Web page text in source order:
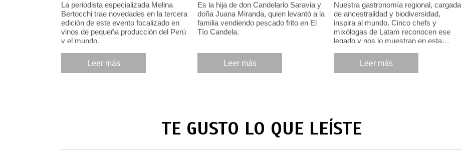
La periodista especializada Melina
Bertocchi trae novedades en la tercera
edición de este evento focalizado en
vinos de pequeña producción del Perú
y el mundo.
Leer más
Es la hija de don Candelario Saravia y
doña Juana Miranda, quien levantó a la
familia vendiendo pescado frito en El
Tío Candela.
Leer más
Nuestra gastronomía regional, cargada
de ancestralidad y biodiversidad,
inspira al mundo. Cinco chefs y
mixólogas de Latam reconocen ese
legado y nos lo muestran en esta
Leer más
TE GUSTO LO QUE LEÍSTE